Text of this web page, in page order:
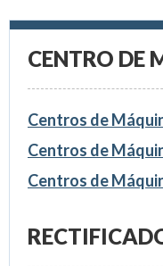
CENTRO DE
Centros de
Centros de
Centros de